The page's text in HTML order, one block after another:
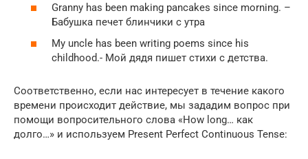
Granny has been making pancakes since morning. –
Бабушка печет блинчики с утра
My uncle has been writing poems since his
childhood.- Мой дядя пишет стихи с детства.
Соответственно, если нас интересует в течение какого
времени происходит действие, мы зададим вопрос при
помощи вопросительного слова «How long… как
долго…» и используем Present Perfect Continuous Tense: